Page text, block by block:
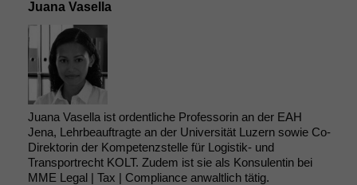
Juana Vasella
Juana Vasella ist ordentliche Professorin an der EAH
Jena, Lehrbeauftragte an der Universität Luzern sowie Co-
Direktorin der Kompetenzstelle für Logistik- und
Transportrecht KOLT. Zudem ist sie als Konsulentin bei
MME Legal | Tax | Compliance anwaltlich tätig.